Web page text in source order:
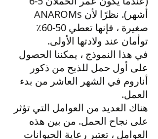
أشهر). نظرًا لأن ANAROMs
صغيرة ، فإنها تعطي 50-60٪
توأمان عند ولادتها الأولى.
في هذا النموذج ، يمكننا الحصول
على أول حمل للذبح من ذكور
أناروم في الشهر العاشر من بدء
العمل.
هناك العديد من العوامل التي تؤثر
على نجاح الحمل. من بين هذه
العوامل ، تعتبر رعاية الحيوانات